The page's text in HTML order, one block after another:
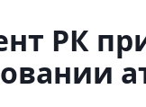
РК